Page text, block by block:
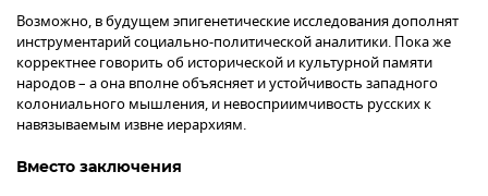
Возможно, в будущем эпигенетические исследования дополнят
инструментарий социально-политической аналитики. Пока же
корректнее говорить об исторической и культурной памяти
народов – а она вполне объясняет и устойчивость западного
колониального мышления, и невосприимчивость русских к
навязываемым извне иерархиям.
Вместо заключения